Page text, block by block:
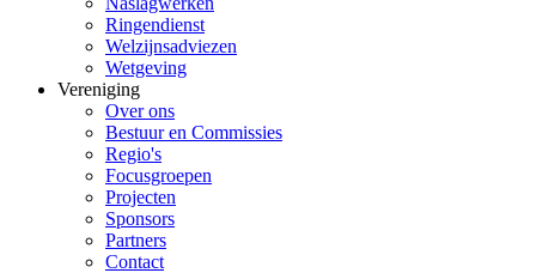
Ringendienst
Welzijnsadviezen
Wetgeving
Vereniging
Over ons
Bestuur en Commissies
Regio's
Focusgroepen
Projecten
Sponsors
Partners
Contact